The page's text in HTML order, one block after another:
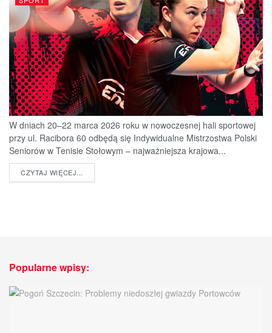
W dniach 20–22 marca 2026 roku w nowoczesnej hali sportowej
przy ul. Racibora 60 odbędą się Indywidualne Mistrzostwa Polski
Seniorów w Tenisie Stołowym – najważniejsza krajowa...
CZYTAJ WIĘCEJ...
Popularne wpisy: